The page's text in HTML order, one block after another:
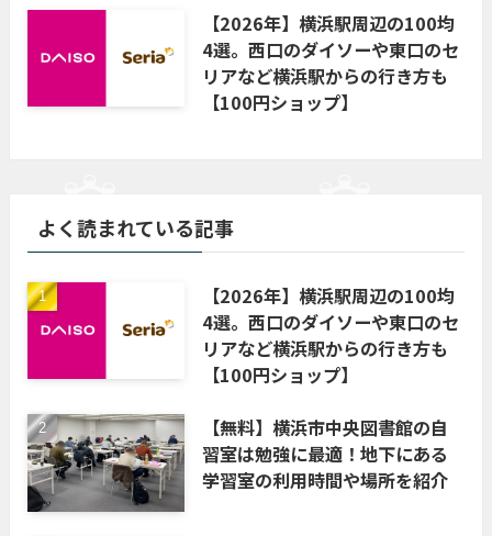
【2026年】横浜駅周辺の100均
4選。西口のダイソーや東口のセ
リアなど横浜駅からの行き方も
【100円ショップ】
よく読まれている記事
【2026年】横浜駅周辺の100均
4選。西口のダイソーや東口のセ
リアなど横浜駅からの行き方も
【100円ショップ】
【無料】横浜市中央図書館の自
習室は勉強に最適！地下にある
学習室の利用時間や場所を紹介